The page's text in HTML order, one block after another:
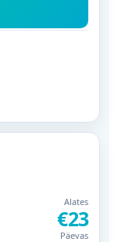
Alates
€23
Päevas